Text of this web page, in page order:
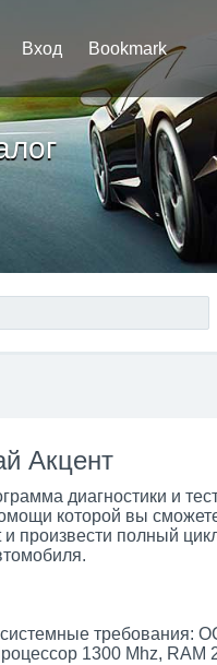
Вход Bookmark
Акцент
диагностики и
которой вы
произвести полный
требования:
1300 Mhz, RAM